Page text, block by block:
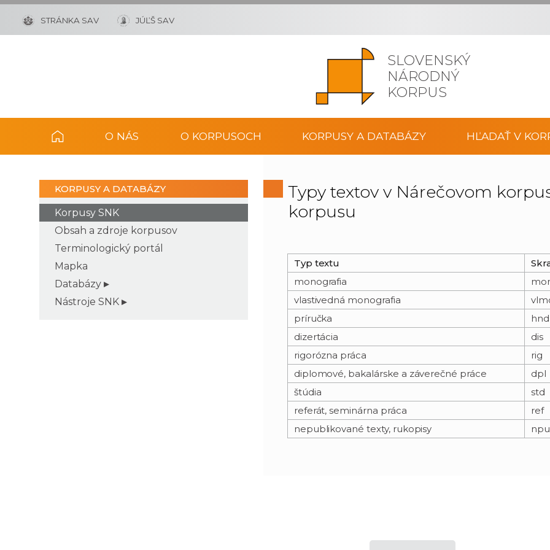
SLOVENSKÝ
NÁRODNÝ
KORPUS
STRÁNKA SAV JÚĽŠ SAV
O NÁS O KORPUSOCH KORPUSY A DATABÁZY HĽADAŤ V
KORPUSY A DATABÁZY
Korpusy SNK
Obsah a zdroje korpusov
Terminologický portál
Mapka
Databázy
Nástroje SNK
Typy textov v Nárečovom
korpusu
Typ textu
monografia
vlastivedná monografia
príručka
hnd
dizertácia
dis
rigorózna práca
rig
diplomové, bakalárske a záverečné práce
dpl
štúdia
std
referát, seminárna práca
ref
nepublikované texty, rukopisy
npu